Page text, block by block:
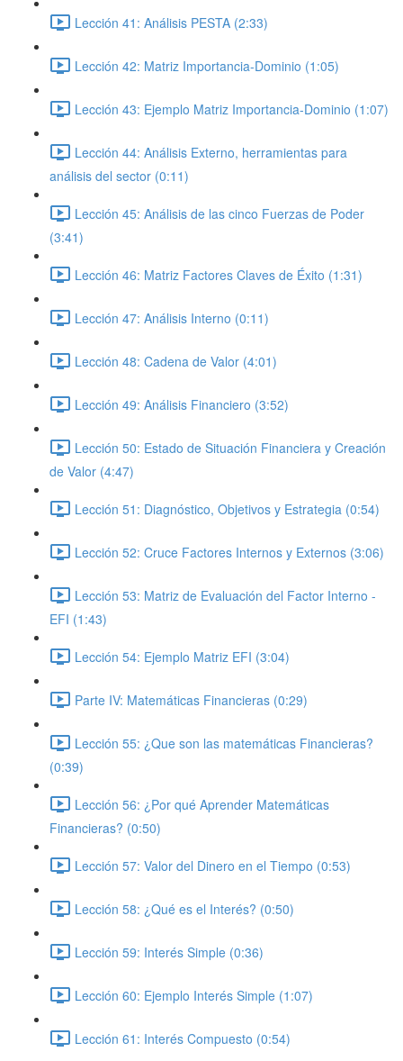
Lección 41: Análisis PESTA (2:33)
Lección 42: Matriz Importancia-Dominio (1:05)
Lección 43: Ejemplo Matriz Importancia-Dominio (1:07)
Lección 44: Análisis Externo, herramientas para
análisis del sector (0:11)
Lección 45: Análisis de las cinco Fuerzas de Poder
(3:41)
Lección 46: Matriz Factores Claves de Éxito (1:31)
Lección 47: Análisis Interno (0:11)
Lección 48: Cadena de Valor (4:01)
Lección 49: Análisis Financiero (3:52)
Lección 50: Estado de Situación Financiera y Creación
de Valor (4:47)
Lección 51: Diagnóstico, Objetivos y Estrategia (0:54)
Lección 52: Cruce Factores Internos y Externos (3:06)
Lección 53: Matriz de Evaluación del Factor Interno -
EFI (1:43)
Lección 54: Ejemplo Matriz EFI (3:04)
Parte IV: Matemáticas Financieras (0:29)
Lección 55: ¿Que son las matemáticas Financieras?
(0:39)
Lección 56: ¿Por qué Aprender Matemáticas
Financieras? (0:50)
Lección 57: Valor del Dinero en el Tiempo (0:53)
Lección 58: ¿Qué es el Interés? (0:50)
Lección 59: Interés Simple (0:36)
Lección 60: Ejemplo Interés Simple (1:07)
Lección 61: Interés Compuesto (0:54)